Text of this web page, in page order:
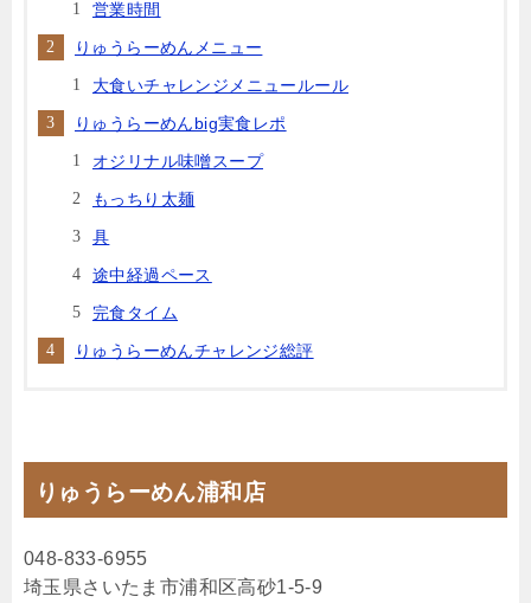
営業時間
りゅうらーめんメニュー
大食いチャレンジメニュールール
りゅうらーめんbig実食レポ
オジリナル味噌スープ
もっちり太麺
具
途中経過ペース
完食タイム
りゅうらーめんチャレンジ総評
りゅうらーめん浦和店
048-833-6955
埼玉県さいたま市浦和区高砂1-5-9